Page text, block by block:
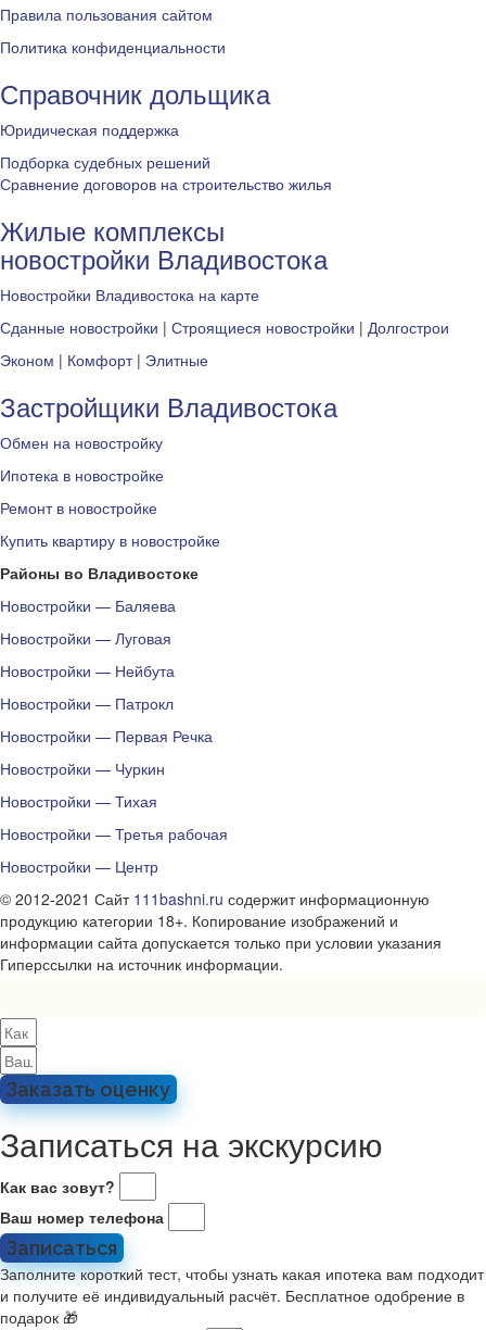
Правила пользования сайтом
Политика конфиденциальности
Справочник дольщика
Юридическая поддержка
Подборка судебных решений
Сравнение договоров на строительство жилья
Жилые комплексы
новостройки Владивостока
Новостройки Владивостока на карте
Сданные новостройки | Строящиеся новостройки | Долгострои
Эконом | Комфорт| Элитные
Застройщики Владивостока
Обмен на новостройку
Ипотека в новостройке
Ремонт в новостройке
Купить квартиру в новостройке
Районы во Владивостоке
Новостройки — Баляева
Новостройки — Луговая
Новостройки — Нейбута
Новостройки — Патрокл
Новостройки — Первая Речка
Новостройки — Чуркин
Новостройки — Тихая
Новостройки — Третья рабочая
Новостройки — Центр
© 2012-2021 Сайт 111bashni.ru содержит информационную
продукцию категории 18+. Копирование изображений и
информации сайта допускается только при условии указания
Гиперссылки на источник информации.
Заказать оценку
Записаться на экскурсию
Как вас зовут?
Ваш номер телефона
Записаться
Заполните короткий тест, чтобы узнать какая ипотека вам подходит
и получите её индивидуальный расчёт. Бесплатное одобрение в
подарок 🎁